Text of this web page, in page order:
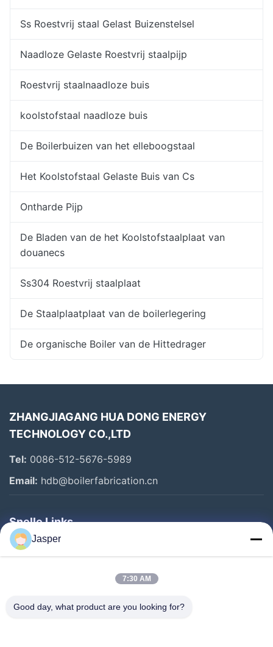
Ss Roestvrij staal Gelast Buizenstelsel
Naadloze Gelaste Roestvrij staalpijp
Roestvrij staalnaadloze buis
koolstofstaal naadloze buis
De Boilerbuizen van het elleboogstaal
Het Koolstofstaal Gelaste Buis van Cs
Ontharde Pijp
De Bladen van de het Koolstofstaalplaat van
douanecs
Ss304 Roestvrij staalplaat
De Staalplaatplaat van de boilerlegering
De organische Boiler van de Hittedrager
ZHANGJIAGANG HUA DONG ENERGY
TECHNOLOGY CO.,LTD
Tel: 0086-512-5676-5989
Email: hdb@boilerfabrication.cn
Snelle Links
Huis
Fabrieksreis
Jasper
7:30 AM
Good day, what product are you looking for?